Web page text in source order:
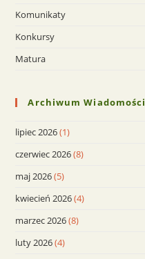
Komunikaty
Konkursy
Matura
Archiwum Wiadomości
lipiec 2026(1)
czerwiec 2026(8)
maj 2026(5)
kwiecień 2026(4)
marzec 2026(8)
luty 2026(4)